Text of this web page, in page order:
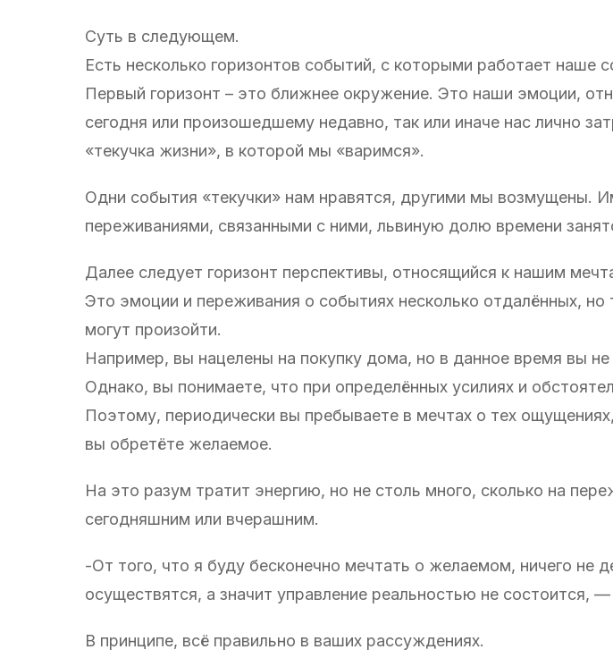
Суть в следующем.
Есть несколько горизонтов событий, с которыми работает наше
Первый горизонт – это ближнее окружение. Это наши эмоции,
сегодня или произошедшему недавно, так или иначе нас лично
«текучка жизни», в которой мы «варимся».
Одни события «текучки» нам нравятся, другими мы возмущены.
переживаниями, связанными с ними, львиную долю времени
Далее следует горизонт перспективы, относящийся к нашим
Это эмоции и переживания о событиях несколько отдалённых, но
могут произойти.
Например, вы нацелены на покупку дома, но в данное время вы не
Однако, вы понимаете, что при определённых усилиях и
Поэтому, периодически вы пребываете в мечтах о тех
вы обретёте желаемое.
На это разум тратит энергию, но не столь много, сколько на
сегодняшним или вчерашним.
-От того, что я буду бесконечно мечтать о желаемом, ничего не
осуществятся, а значит управление реальностью не состоится,
В принципе, всё правильно в ваших рассуждениях.